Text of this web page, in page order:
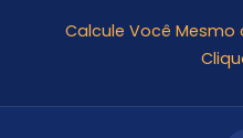
Calcule Você